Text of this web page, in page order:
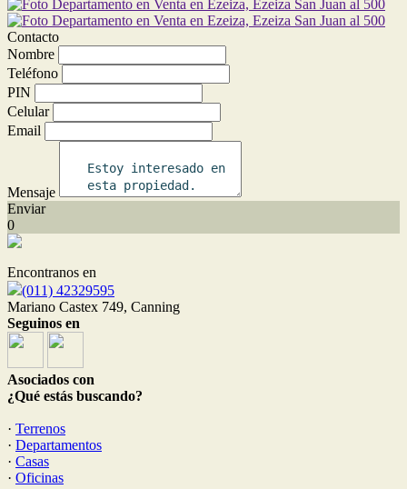
Contacto
Nombre
Teléfono
PIN
Celular
Email
Mensaje
Enviar
0
Encontranos en
(011) 42329595
Mariano Castex 749, Canning
Seguinos en
Asociados con
¿Qué estás buscando?
· Terrenos
· Departamentos
· Casas
· Oficinas